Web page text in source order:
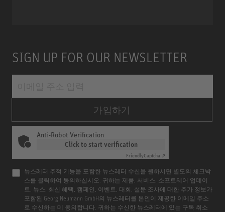
SIGN UP FOR OUR NEWSLETTER
가입하기
Anti-Robot Verification
Click to start verification
FriendlyCaptcha ⇗
뉴스레터 추적 기능을 포함한 뉴스레터 수신을 원하시면 별도의 체크박
스를 클릭하여 동의하십시오. 귀하는 제품, 서비스, 소프트웨어 업데이
트, 뉴스, 최신 혜택, 캠페인, 이벤트, 대회, 설문 조사에 대한 추가 정보가
포함된 Georg Neumann GmbH의 뉴스레터를 본인이 제공한 이메일 주소
로 수신하는 데 동의합니다. 귀하는 수신한 뉴스레터에 있는 구독 취소